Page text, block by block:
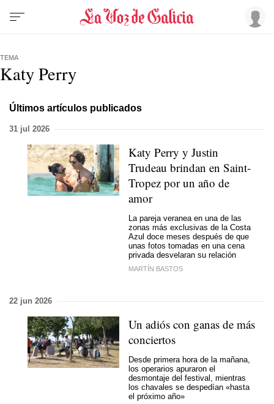
TEMA
Katy Perry
Últimos artículos publicados
31 jul 2026
Katy Perry y Justin
Trudeau brindan en Saint-
Tropez por un año de
amor
La pareja veranea en una de las
zonas más exclusivas de la Costa
Azul doce meses después de que
unas fotos tomadas en una cena
privada desvelaran su relación
MARTÍN BASTOS
22 jun 2026
Un adiós con ganas de más
conciertos
Desde primera hora de la mañana,
los operarios apuraron el
desmontaje del festival, mientras
los chavales se despedían «hasta
el próximo año»